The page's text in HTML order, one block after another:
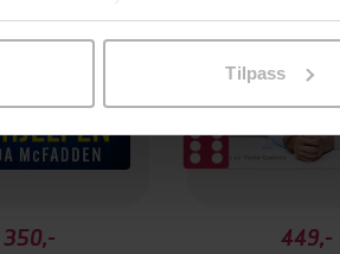
ved å klikke på «Tilpass». Du kan
Tilpass
350,-
449,-